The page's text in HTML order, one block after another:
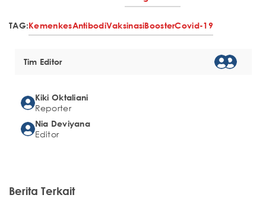
TAG:KemenkesAntibodiVaksinasiBoosterCovid-19
Tim Editor
Kiki Oktaliani
Reporter
Nia Deviyana
Editor
Berita Terkait